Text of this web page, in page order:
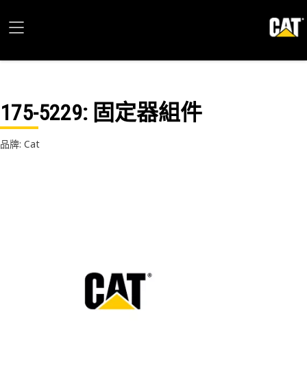
175-5229: 固定器組件
品牌: Cat